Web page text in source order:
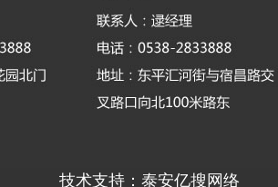
技术支持：泰安亿搜网络